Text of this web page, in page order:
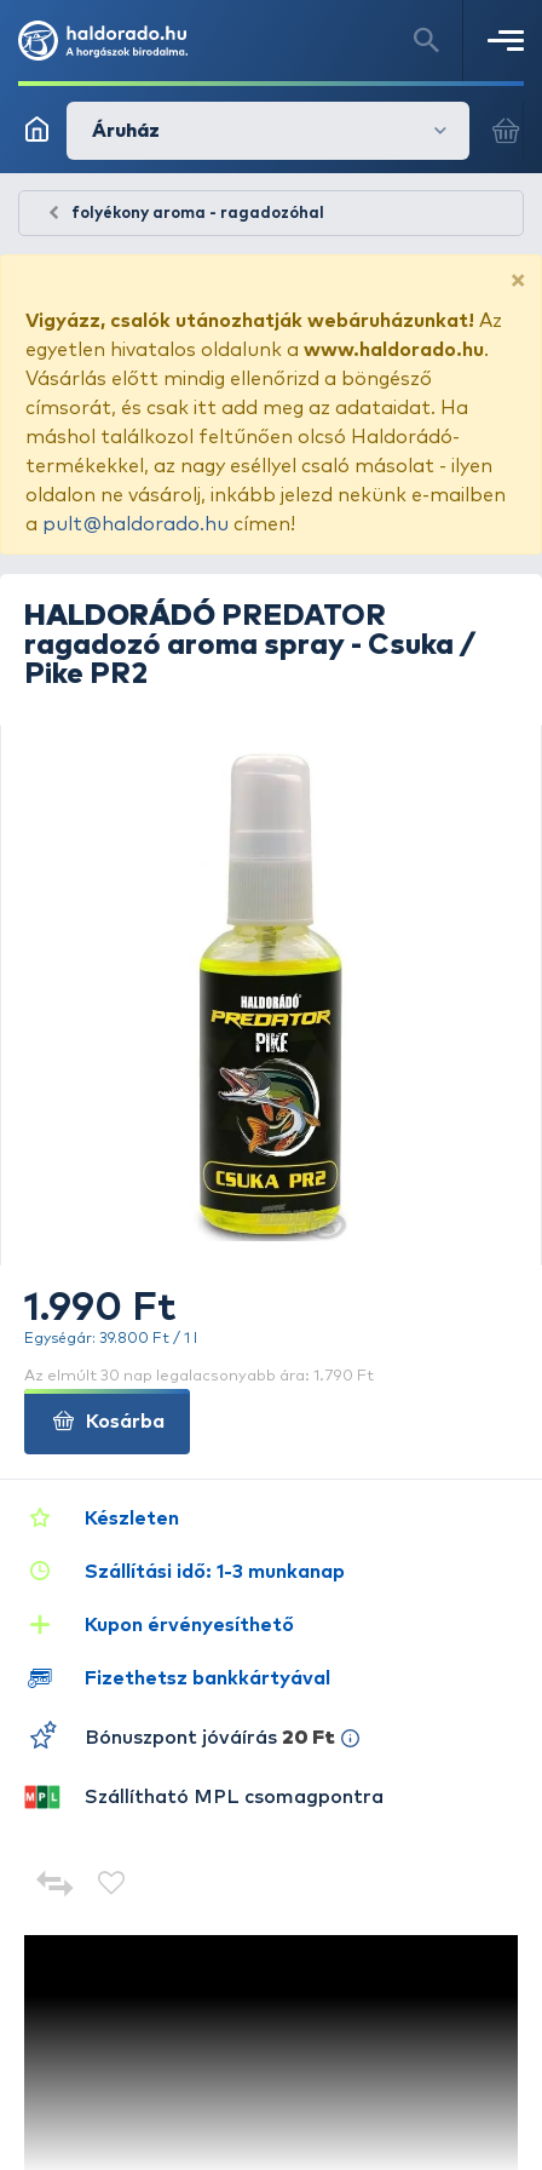
Áruház
folyékony aroma - ragadozóhal
×
Vigyázz, csalók utánozhatják webáruházunkat! Az
egyetlen hivatalos oldalunk a www.haldorado.hu.
Vásárlás előtt mindig ellenőrizd a böngésző
címsorát, és csak itt add meg az adataidat. Ha
máshol találkozol feltűnően olcsó Haldorádó-
termékekkel, az nagy eséllyel csaló másolat - ilyen
oldalon ne vásárolj, inkább jelezd nekünk e-mailben
a pult@haldorado.hu címen!
HALDORÁDÓ PREDATOR
ragadozó aroma spray - Csuka /
Pike PR2
Készleten
Szállítási idő: 1-3 munkanap
Kupon érvényesíthető
Fizethetsz bankkártyával
Bónuszpont jóváírás 20 Ft
Szállítható MPL csomagpontra
1.990 Ft
Egységár: 39.800 Ft / 1 l
Az elmúlt 30 nap legalacsonyabb ára: 1.790 Ft
Kosárba